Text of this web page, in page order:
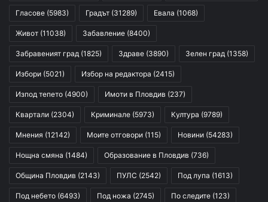
Гласове (5983) Градът (31289) Евала (1068)
Живот (11038) Забавление (8400)
Забравеният град (1825) Здраве (3890) Зелен град (1358)
Избори (5021) Избор на редактора (2415)
Изпод тепето (4900) Имоти в Пловдив (237)
Квартали (2304) Криминале (5973) Култура (9789)
Мнения (12142) Моите отговори (115) Новини (54283)
Нощна смяна (1484) Образование в Пловдив (736)
Община Пловдив (2143) ПУЛС (2542) Под лупа (1613)
Под небето (6493) Под ножа (2745) По следите (123)